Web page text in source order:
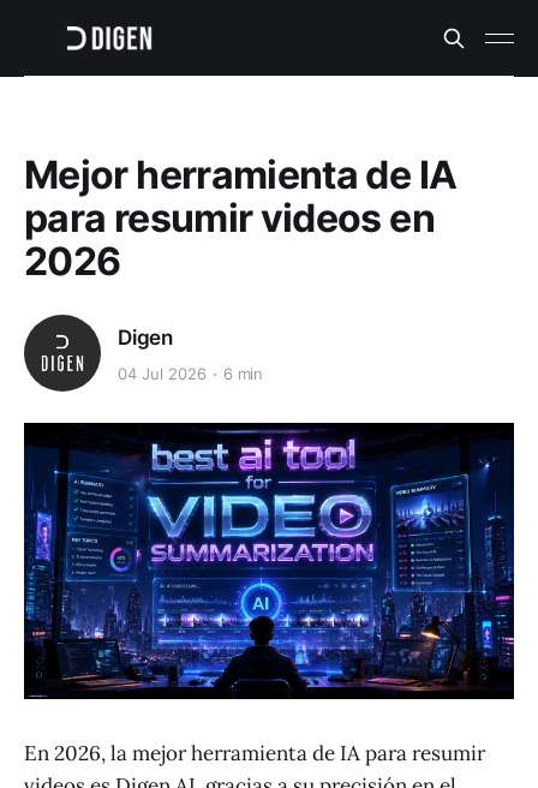
Mejor herramienta de IA
para resumir videos en
2026
Digen
04 Jul 2026 6 min
En 2026, la mejor herramienta de IA para resumir